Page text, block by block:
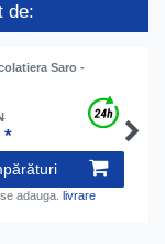
de:
Saro -
*
adauga. livrare